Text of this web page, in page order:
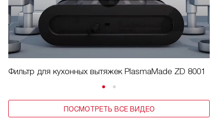
Фильтр для кухонных вытяжек PlasmaMade ZD 8001
ПОСМОТРЕТЬ ВСЕ ВИДЕО